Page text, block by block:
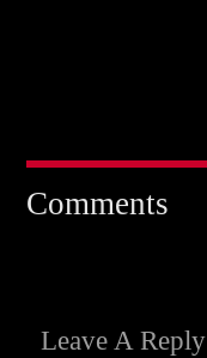
Comments
Leave A Reply